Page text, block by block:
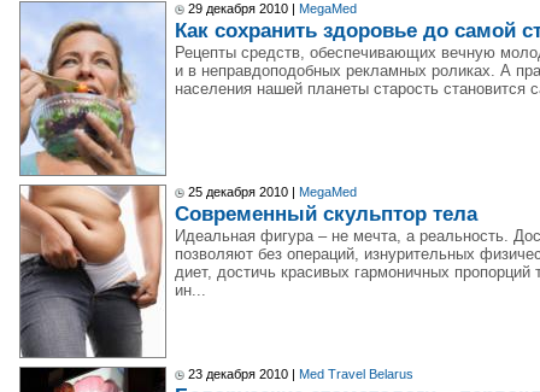
29 декабря 2010 | MegaMed
Как сохранить здоровье до самой
Рецепты средств, обеспечивающих вечную
и в неправдоподобных рекламных роликах. А
населения нашей планеты старость
25 декабря 2010 | MegaMed
Современный скульптор тела
Идеальная фигура – не мечта, а реальность.
позволяют без операций, изнурительных
диет, достичь красивых гармоничных
ин...
23 декабря 2010 | Med Travel Belarus